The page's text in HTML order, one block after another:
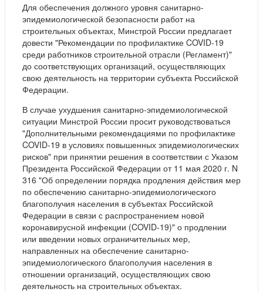
Для обеспечения должного уровня санитарно-
эпидемиологической безопасности работ на
строительных объектах, Минстрой России предлагает
довести "Рекомендации по профилактике COVID-19
среди работников строительной отрасли (Регламент)"
до соответствующих организаций, осуществляющих
свою деятельность на территории субъекта Российской
Федерации.
В случае ухудшения санитарно-эпидемиологической
ситуации Минстрой России просит руководствоваться
"Дополнительными рекомендациями по профилактике
COVID-19 в условиях повышенных эпидемиологических
рисков" при принятии решения в соответствии с Указом
Президента Российской Федерации от 11 мая 2020 г. N
316 "Об определении порядка продления действия мер
по обеспечению санитарно-эпидемиологического
благополучия населения в субъектах Российской
Федерации в связи с распространением новой
коронавирусной инфекции (COVID-19)" о продлении
или введении новых ограничительных мер,
направленных на обеспечение санитарно-
эпидемиологического благополучия населения в
отношении организаций, осуществляющих свою
деятельность на строительных объектах.